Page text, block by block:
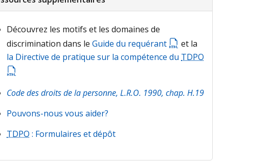
Découvrez les motifs et les domaines de
discrimination dans le Guide du requérant
et la
la Directive de pratique sur la compétence du TDPO
Code des droits de la personne, L.R.O. 1990, chap. H.19
Pouvons-nous vous aider?
TDPO : Formulaires et dépôt